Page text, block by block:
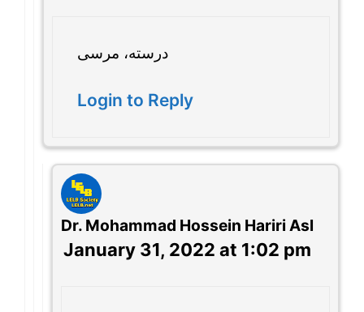
درسته، مرسی
Login to Reply
Dr. Mohammad Hossein Hariri Asl
January 31, 2022 at 1:02 pm